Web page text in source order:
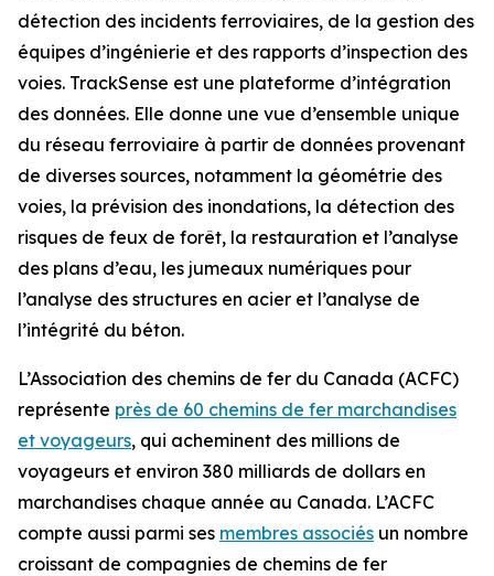
détection des incidents ferroviaires, de la gestion des
équipes d’ingénierie et des rapports d’inspection des
voies. TrackSense est une plateforme d’intégration
des données. Elle donne une vue d’ensemble unique
du réseau ferroviaire à partir de données provenant
de diverses sources, notamment la géométrie des
voies, la prévision des inondations, la détection des
risques de feux de forêt, la restauration et l’analyse
des plans d’eau, les jumeaux numériques pour
l’analyse des structures en acier et l’analyse de
l’intégrité du béton.
L’Association des chemins de fer du Canada (ACFC)
représente près de 60 chemins de fer marchandises
et voyageurs, qui acheminent des millions de
voyageurs et environ 380 milliards de dollars en
marchandises chaque année au Canada. L’ACFC
compte aussi parmi ses membres associés un nombre
croissant de compagnies de chemins de fer